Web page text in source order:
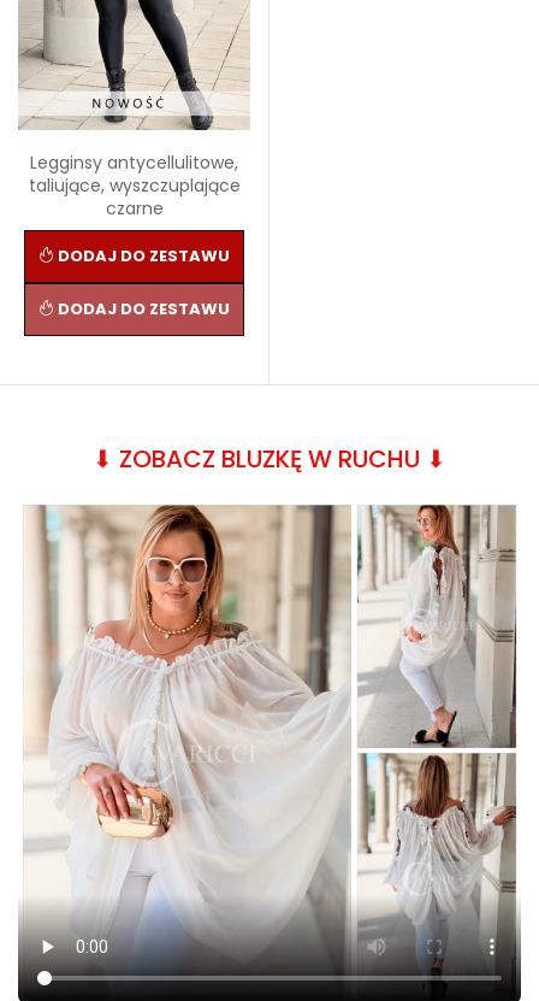
Legginsy antycellulitowe,
taliujące, wyszczuplające
czarne
DODAJ DO ZESTAWU
DODAJ DO ZESTAWU
⬇︎ ZOBACZ BLUZKĘ W RUCHU ⬇︎